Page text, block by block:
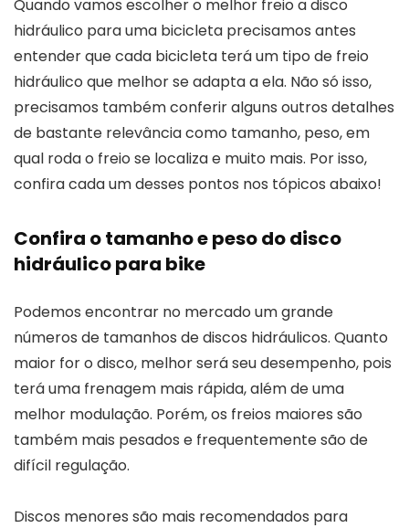
Quando vamos escolher o melhor freio a disco
hidráulico para uma bicicleta precisamos antes
entender que cada bicicleta terá um tipo de freio
hidráulico que melhor se adapta a ela. Não só isso,
precisamos também conferir alguns outros detalhes
de bastante relevância como tamanho, peso, em
qual roda o freio se localiza e muito mais. Por isso,
confira cada um desses pontos nos tópicos abaixo!
Confira o tamanho e peso do disco
hidráulico para bike
Podemos encontrar no mercado um grande
números de tamanhos de discos hidráulicos. Quanto
maior for o disco, melhor será seu desempenho, pois
terá uma frenagem mais rápida, além de uma
melhor modulação. Porém, os freios maiores são
também mais pesados e frequentemente são de
difícil regulação.
Discos menores são mais recomendados para